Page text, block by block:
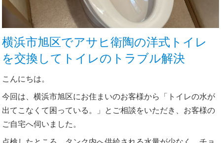
横浜市旭区でアサヒ衛陶の洋式トイレ
を交換してトイレのトラブル解決
こんにちは。
今回は、横浜市旭区にお住まいのお客様から「トイレの水が
出てこなくて困っている。」とご相談をいただき、お客様の
ご自宅へ伺いました。